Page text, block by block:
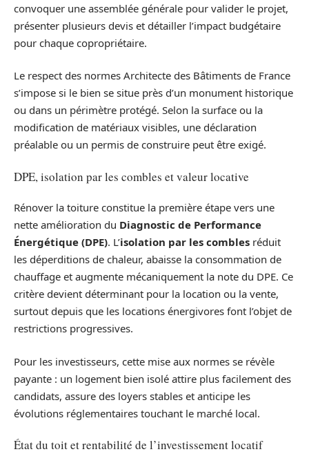
convoquer une assemblée générale pour valider le projet,
présenter plusieurs devis et détailler l’impact budgétaire
pour chaque copropriétaire.
Le respect des normes Architecte des Bâtiments de France
s’impose si le bien se situe près d’un monument historique
ou dans un périmètre protégé. Selon la surface ou la
modification de matériaux visibles, une déclaration
préalable ou un permis de construire peut être exigé.
DPE, isolation par les combles et valeur locative
Rénover la toiture constitue la première étape vers une
nette amélioration du Diagnostic de Performance
Énergétique (DPE). L’isolation par les combles réduit
les déperditions de chaleur, abaisse la consommation de
chauffage et augmente mécaniquement la note du DPE. Ce
critère devient déterminant pour la location ou la vente,
surtout depuis que les locations énergivores font l’objet de
restrictions progressives.
Pour les investisseurs, cette mise aux normes se révèle
payante : un logement bien isolé attire plus facilement des
candidats, assure des loyers stables et anticipe les
évolutions réglementaires touchant le marché local.
État du toit et rentabilité de l’investissement locatif